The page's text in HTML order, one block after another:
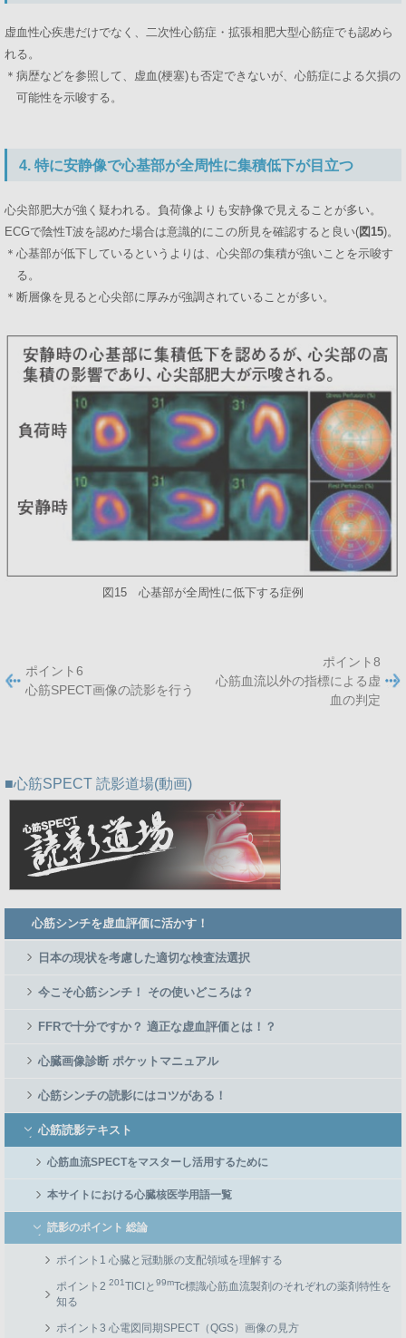
虚血性心疾患だけでなく、二次性心筋症・拡張相肥大型心筋症でも認めら
れる。
＊病歴などを参照して、虚血(梗塞)も否定できないが、心筋症による欠損の
可能性を示唆する。
4. 特に安静像で心基部が全周性に集積低下が目立つ
心尖部肥大が強く疑われる。負荷像よりも安静像で見えることが多い。
ECGで陰性T波を認めた場合は意識的にこの所見を確認すると良い(図15)。
＊心基部が低下しているというよりは、心尖部の集積が強いことを示唆す
る。
＊断層像を見ると心尖部に厚みが強調されていることが多い。
図15 心基部が全周性に低下する症例
ポイント6
心筋SPECT画像の読影を行う
ポイント8
心筋血流以外の指標による虚
血の判定
心筋SPECT 読影道場(動画)
Member
Side
心筋シンチを虚血評価に活かす！
日本の現状を考慮した適切な検査法選択
今こそ心筋シンチ！ その使いどころは？
FFRで十分ですか？ 適正な虚血評価とは！？
心臓画像診断 ポケットマニュアル
心筋シンチの読影にはコツがある！
心筋読影テキスト
心筋血流SPECTをマスターし活用するために
本サイトにおける心臓核医学用語一覧
読影のポイント 総論
ポイント1 心臓と冠動脈の支配領域を理解する
ポイント2 201TlClと 99mTc標識心筋血流製剤のそれぞれの薬剤特性を
知る
ポイント3 心電図同期SPECT（QGS）画像の見方